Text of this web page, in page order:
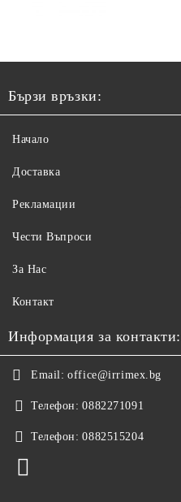
Бързи връзки:
Начало
Доставка
Рекламации
Чести Въпроси
За Нас
Контакт
Информация за контакти:
Email: office@irrimex.bg
Телефон: 0882271091
Телефон: 0882515204